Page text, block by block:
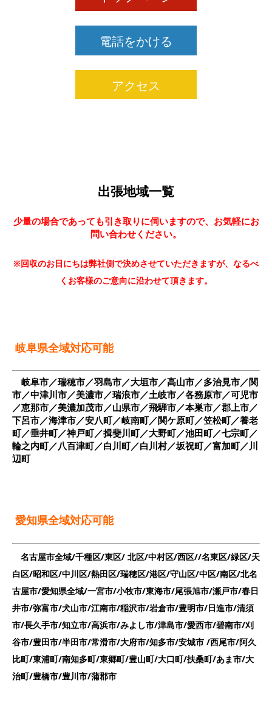
電話をかける
アクセス
出張地域一覧
少量の場合であっても引き取りに伺いますので、お気軽にお
問い合わせください。
※回収のお日にちは弊社側で決めさせていただきますが、なるべ
くお客様のご意向に沿わせて頂きます。
岐阜県全域対応可能
岐阜市／瑞穂市／羽島市／大垣市／高山市／多治見市／関
市／中津川市／美濃市／瑞浪市／土岐市／各務原市／可児市
／恵那市／美濃加茂市／山県市／飛騨市／本巣市／郡上市／
下呂市／海津市／安八町／岐南町／関ケ原町／笠松町／養老
町／垂井町／神戸町／揖斐川町／大野町／池田町／七宗町／
輪之内町／八百津町／白川町／白川村／坂祝町／富加町／川
辺町
愛知県全域対応可能
名古屋市全域/千種区/東区/ 北区/中村区/西区//名東区/緑区/天
白区/昭和区/中川区/熱田区/瑞穂区/港区/守山区/中区/南区/北名
古屋市/愛知県全域/一宮市/小牧市/東海市/尾張旭市/瀬戸市/春日
井市/弥富市/犬山市/江南市/稲沢市/岩倉市/豊明市/日進市/清須
市/長久手市/知立市/高浜市/みよし市/津島市/愛西市/碧南市/刈
谷市/豊田市/半田市/常滑市/大府市/知多市/安城市 /西尾市/阿久
比町/東浦町/南知多町/東郷町/豊山町/大口町/扶桑町/あま市/大
治町/豊橋市/豊川市/蒲郡市